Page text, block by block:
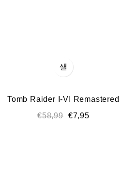
Tomb Raider I-VI Remastered
€58,99 €7,95